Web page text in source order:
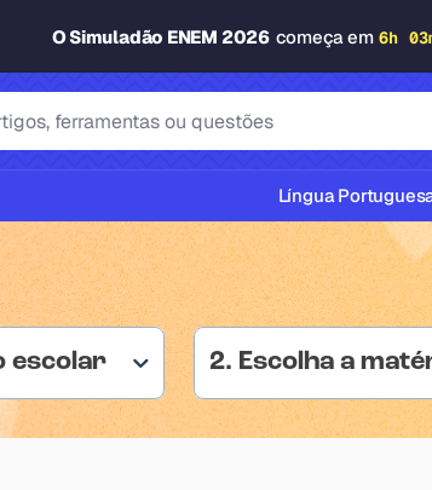
O Simuladão ENEM 2026 começa em 6h
de Casa
Bibliográficas ABNT
Língua
escolar 2. Escolha a